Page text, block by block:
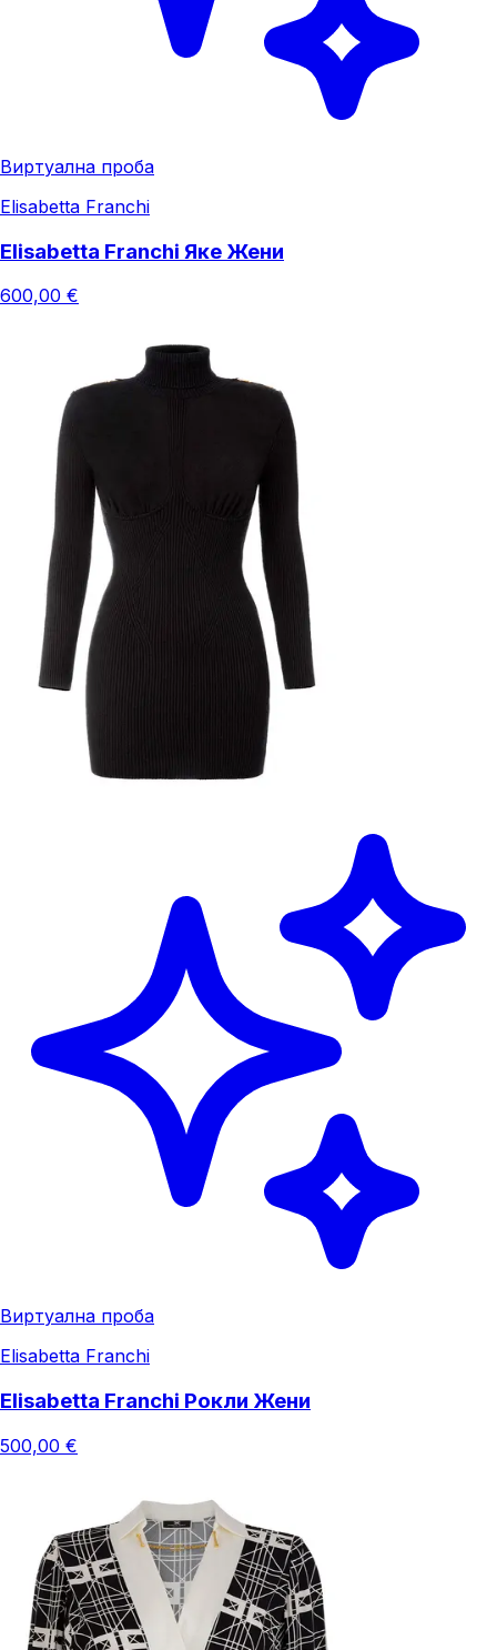
Виртуална проба
Elisabetta Franchi
Elisabetta Franchi Яке Жени
600,00 €
Виртуална проба
Elisabetta Franchi
Elisabetta Franchi Рокли Жени
500,00 €